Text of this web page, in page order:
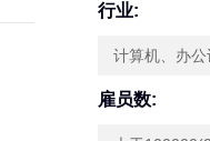
行业:
计算机、办
雇员数: